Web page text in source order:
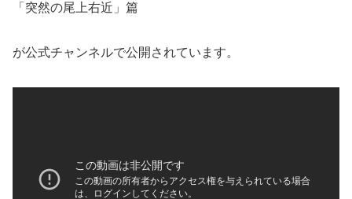
「突然の尾上右近」篇
が公式チャンネルで公開されています。